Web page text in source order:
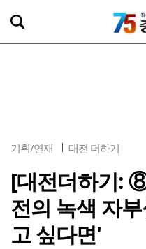
기획/연재 대전 더하기
[대전더하기:
전의 녹색 자
고 싶다면'